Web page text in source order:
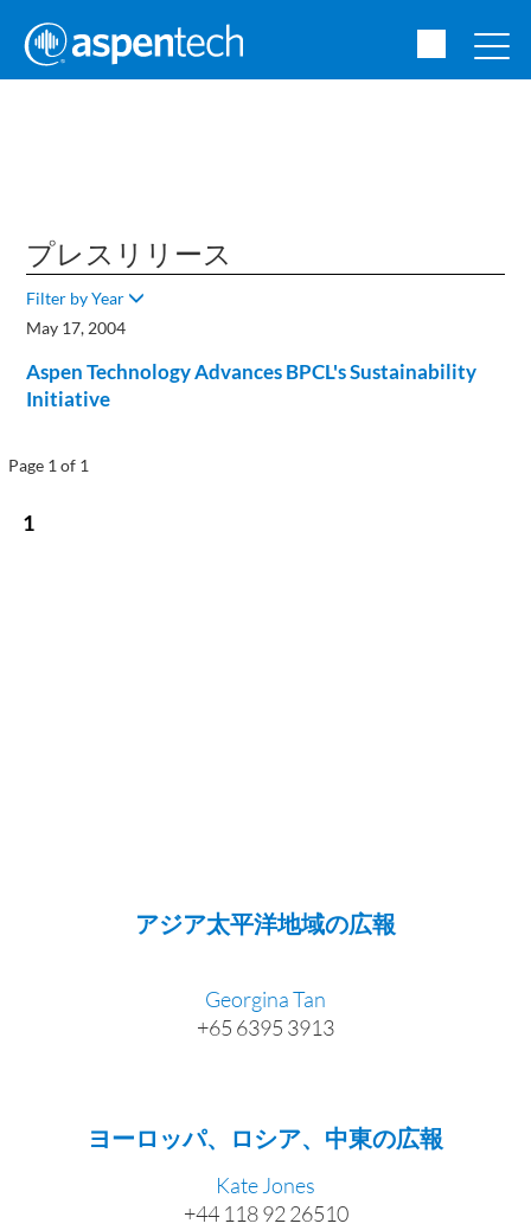
プレスリリース
Filter by Year
May 17, 2004
Aspen Technology Advances BPCL's Sustainability
Initiative
Page 1 of 1
1
アジア太平洋地域の広報
Georgina Tan
+65 6395 3913
ヨーロッパ、ロシア、中東の広報
Kate Jones
+44 118 92 26510